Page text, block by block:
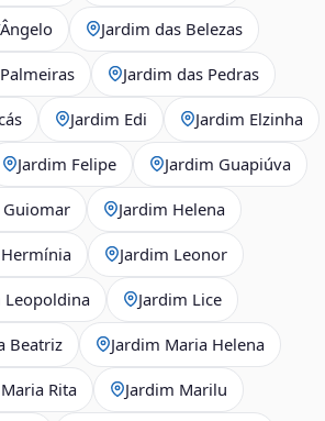
Jardim das Belezas
Jardim das Pedras
Jardim Edi Jardim Elzinha
Jardim Felipe Jardim Guapiúva
Guiomar Jardim Helena
Jardim Leonor
Leopoldina Jardim Lice
Beatriz Jardim Maria Helena
Rita Jardim Marilu